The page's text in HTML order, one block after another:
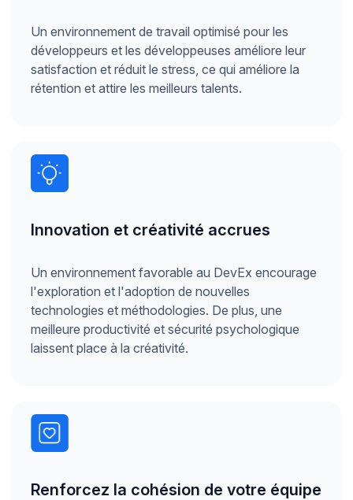
Un environnement de travail optimisé pour les
développeurs et les développeuses améliore leur
satisfaction et réduit le stress, ce qui améliore la
rétention et attire les meilleurs talents.
Innovation et créativité accrues
Un environnement favorable au DevEx encourage
l'exploration et l'adoption de nouvelles
technologies et méthodologies. De plus, une
meilleure productivité et sécurité psychologique
laissent place à la créativité.
Renforcez la cohésion de votre équipe